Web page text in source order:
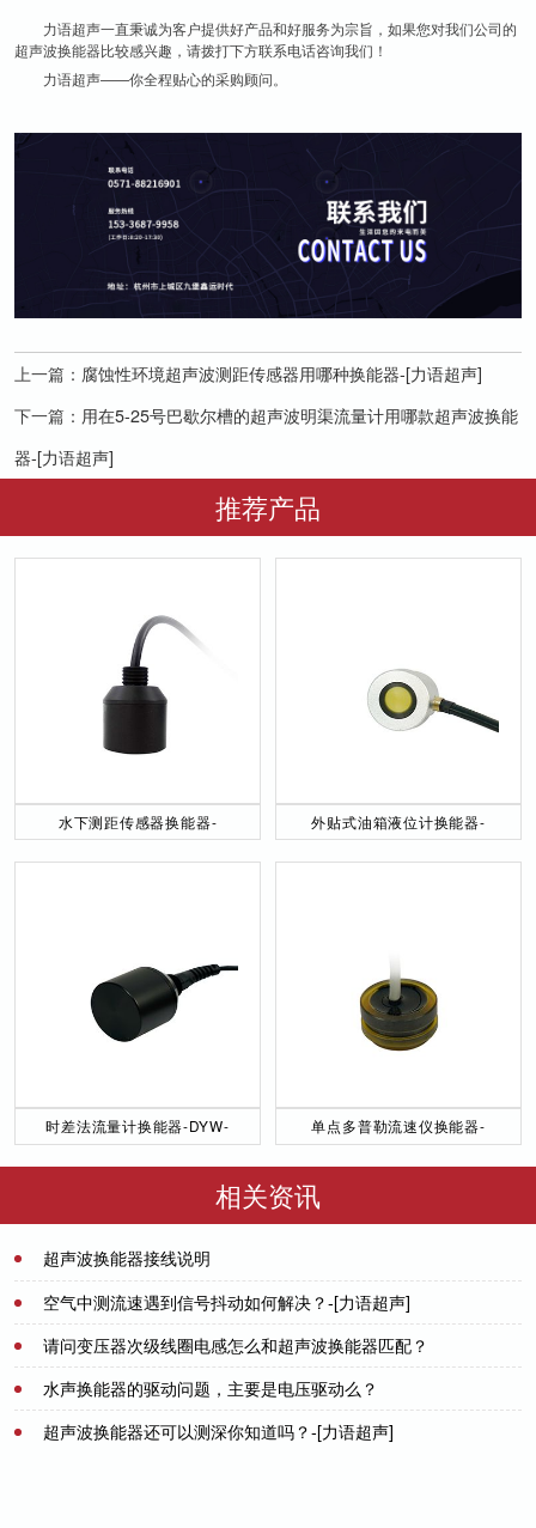
力语超声一直秉诚为客户提供好产品和好服务为宗旨，如果您对我们公司的
超声波换能器比较感兴趣，请拨打下方联系电话咨询我们！
力语超声——你全程贴心的采购顾问。
上一篇： 腐蚀性环境超声波测距传感器用哪种换能器-[力语超声]
下一篇： 用在5-25号巴歇尔槽的超声波明渠流量计用哪款超声波换能
器-[力语超声]
推荐产品
水下测距传感器换能器-
外贴式油箱液位计换能器-
时差法流量计换能器-DYW-
单点多普勒流速仪换能器-
相关资讯
超声波换能器接线说明
空气中测流速遇到信号抖动如何解决？-[力语超声]
请问变压器次级线圈电感怎么和超声波换能器匹配？
水声换能器的驱动问题，主要是电压驱动么？
超声波换能器还可以测深你知道吗？-[力语超声]